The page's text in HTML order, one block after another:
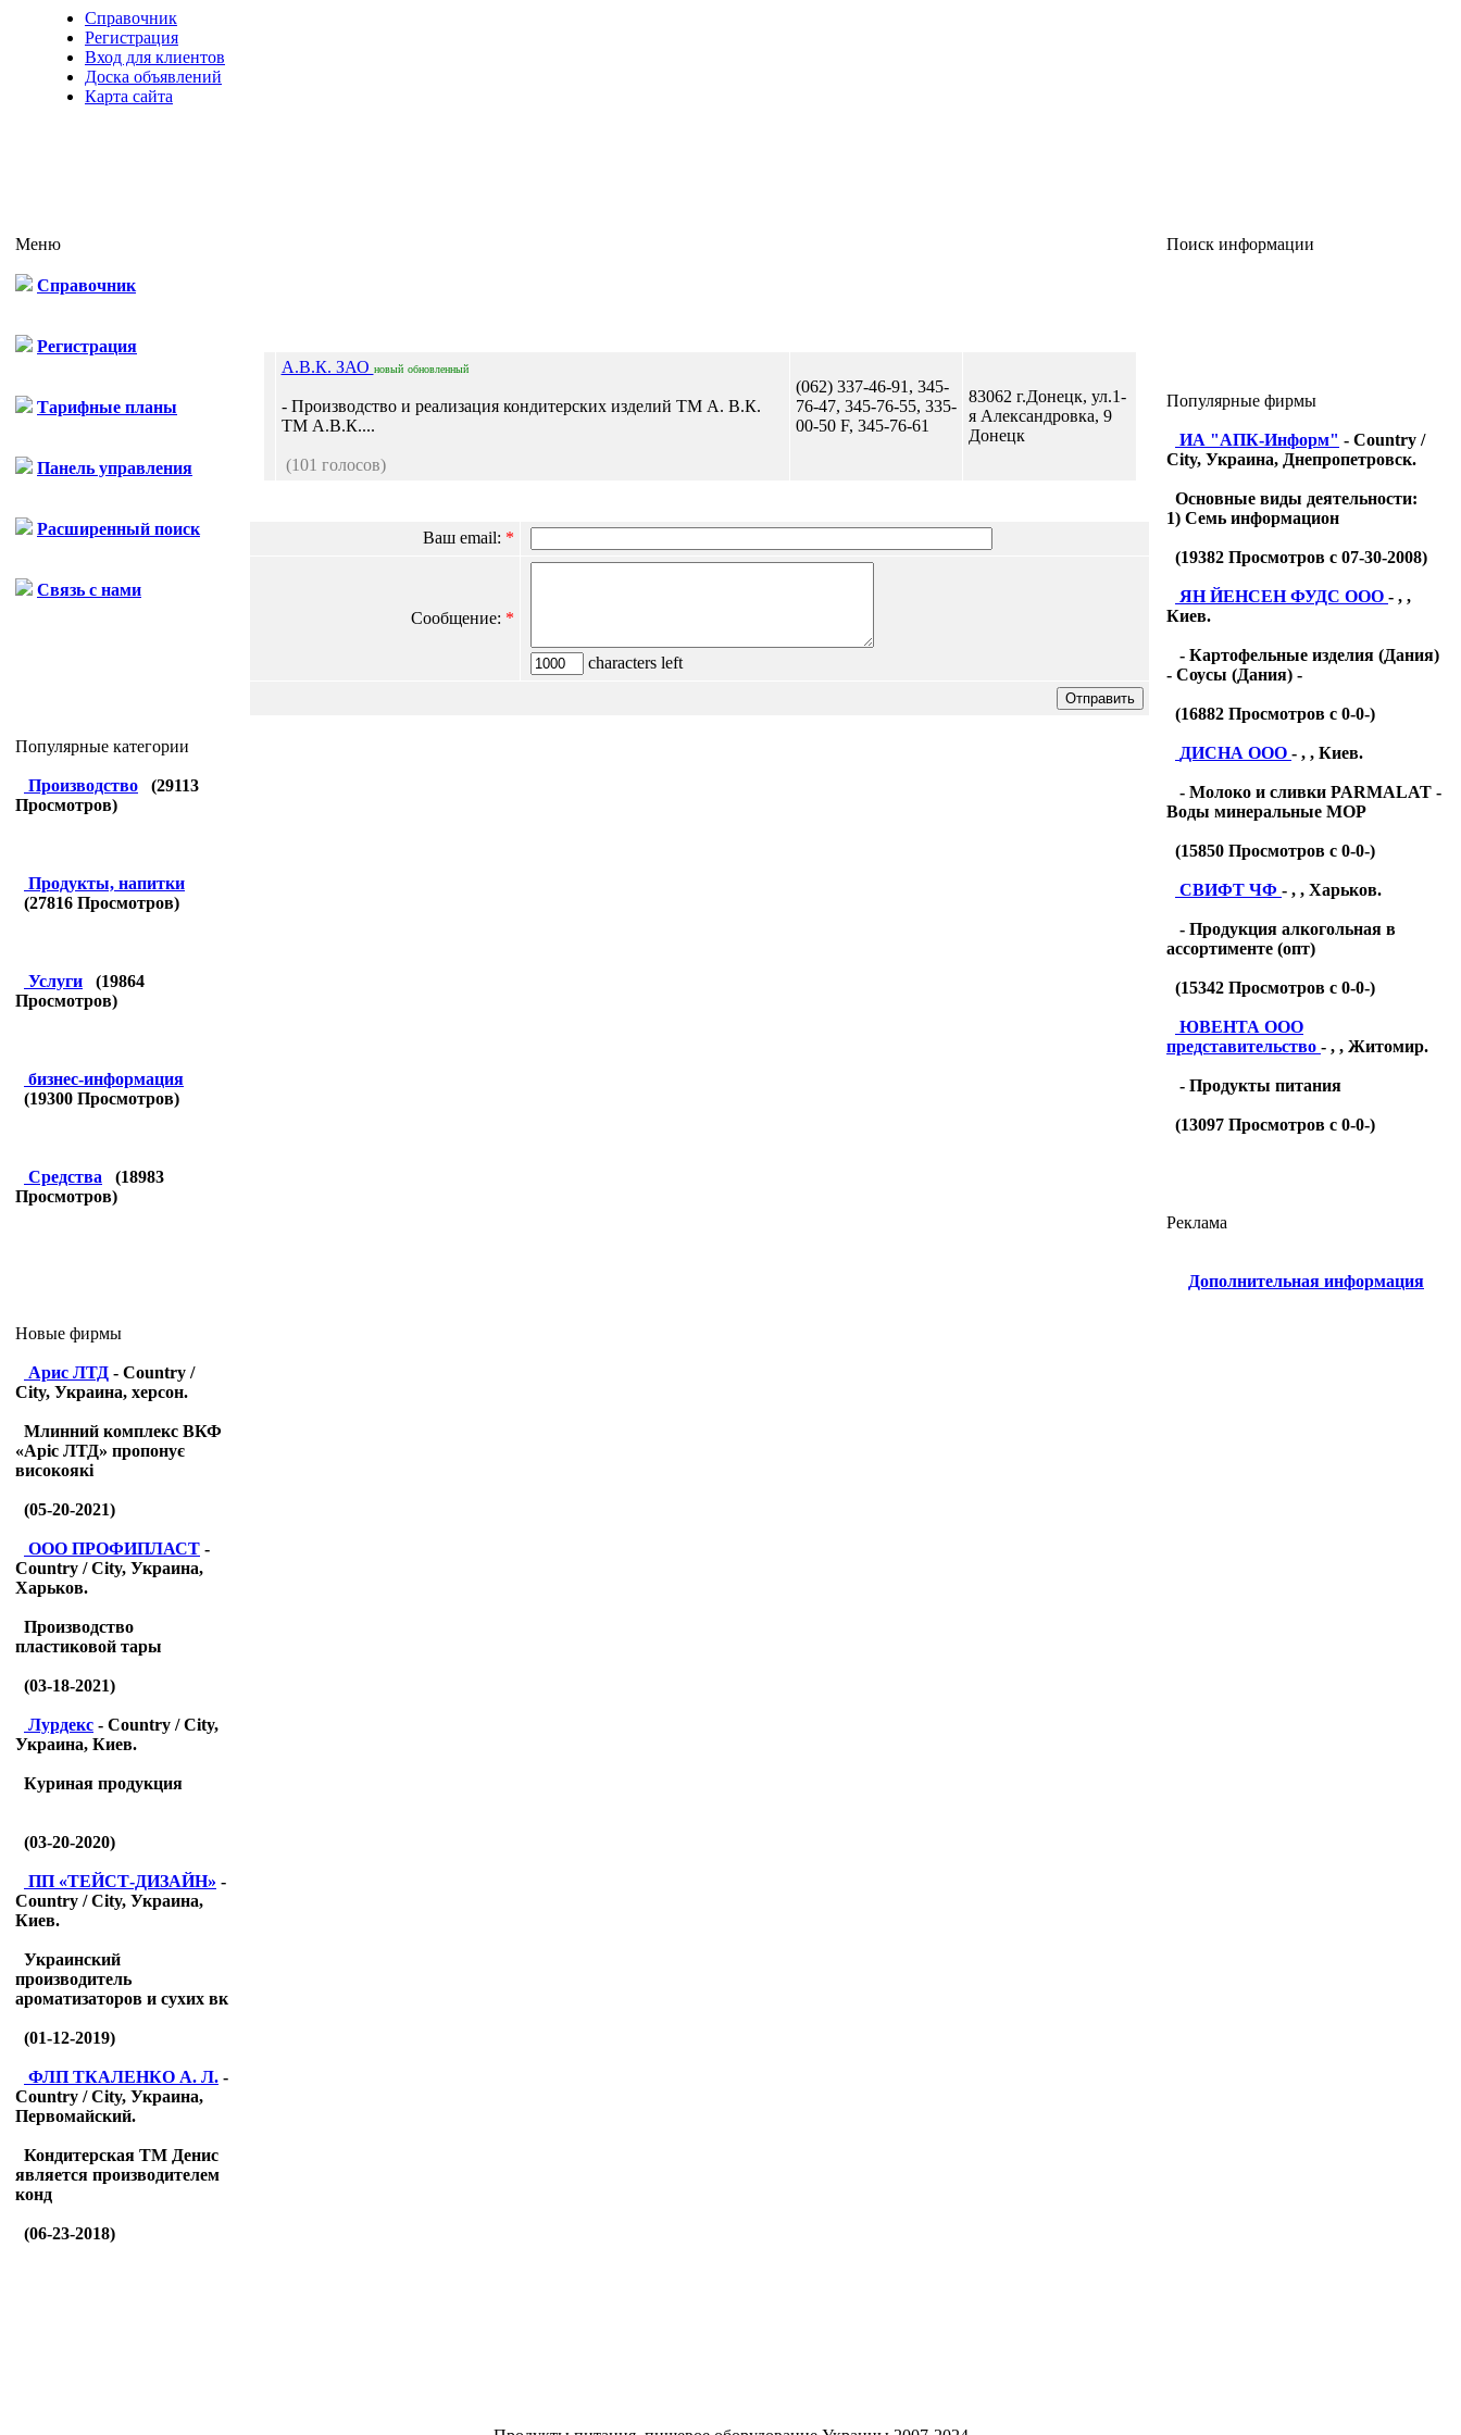
Справочник
Регистрация
Вход для клиентов
Доска объявлений
Карта сайта
Меню
Справочник
Регистрация
Тарифные планы
Панель управления
Расширенный поиск
Связь с нами
Популярные категории
Производство (29113
Просмотров)
Продукты, напитки
(27816 Просмотров)
Услуги (19864
Просмотров)
бизнес-информация
(19300 Просмотров)
Средства (18983
Просмотров)
Новые фирмы
Арис ЛТД - Country /
City, Украина, херсон.
Млинний комплекс ВКФ
«Аріс ЛТД» пропонує
високоякі
(05-20-2021)
ООО ПРОФИПЛАСТ -
Country / City, Украина,
Харьков.
Производство
пластиковой тары
(03-18-2021)
Лурдекс - Country / City,
Украина, Киев.
Куриная продукция
(03-20-2020)
ПП «ТЕЙСТ-ДИЗАЙН» -
Country / City, Украина,
Киев.
Украинский
производитель
ароматизаторов и сухих вк
(01-12-2019)
ФЛП ТКАЛЕНКО А. Л. -
Country / City, Украина,
Первомайский.
Кондитерская ТМ Денис
является производителем
конд
(06-23-2018)
А.В.К. ЗАО новый обновленный
- Производство и реализация кондитерских изделий ТМ А. В.К.
ТМ А.В.К....
(101 голосов)
(062) 337-46-91, 345-
76-47, 345-76-55, 335-
00-50 F, 345-76-61
83062 г.Донецк, ул.1-
я Александровка, 9
Донецк
Ваш email: *
Сообщение: *
characters left
Поиск информации
Популярные фирмы
ИА "АПК-Информ" - Country /
City, Украина, Днепропетровск.
Основные виды деятельности:
1) Семь информацион
(19382 Просмотров с 07-30-2008)
ЯН ЙЕНСЕН ФУДС ООО - , ,
Киев.
- Картофельные изделия (Дания)
- Соусы (Дания) -
(16882 Просмотров с 0-0-)
ДИСНА ООО - , , Киев.
- Молоко и сливки PARMALAT -
Воды минеральные МОР
(15850 Просмотров с 0-0-)
СВИФТ ЧФ - , , Харьков.
- Продукция алкогольная в
ассортименте (опт)
(15342 Просмотров с 0-0-)
ЮВЕНТА ООО
представительство - , , Житомир.
- Продукты питания
(13097 Просмотров с 0-0-)
Реклама
Дополнительная информация